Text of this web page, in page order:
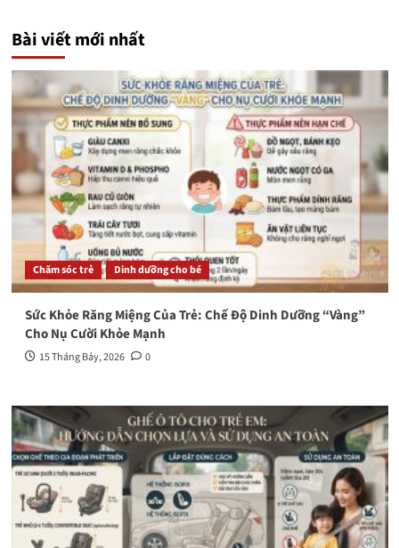
Bài viết mới nhất
Chăm sóc trẻ Dinh dưỡng cho bé
Sức Khỏe Răng Miệng Của Trẻ: Chế Độ Dinh Dưỡng “Vàng”
Cho Nụ Cười Khỏe Mạnh
15 Tháng Bảy, 2026 0